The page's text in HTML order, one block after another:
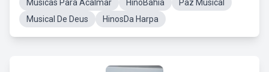
Músicas Para Acalmar
HinoBahia
Paz Musical
Musical De Deus
HinosDa Harpa